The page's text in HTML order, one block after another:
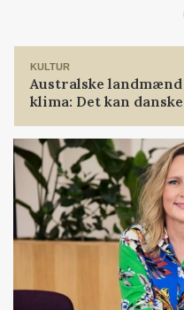
KULTUR
Australske
klima: Det kan